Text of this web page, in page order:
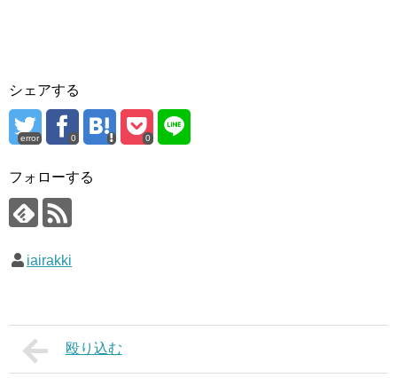
シェアする
error 0 0
フォローする
iairakki
殴り込む